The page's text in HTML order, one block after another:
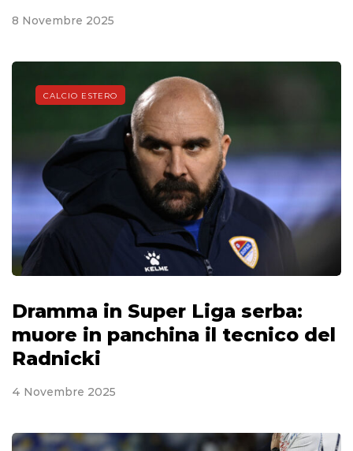
8 Novembre 2025
CALCIO ESTERO
Dramma in Super Liga serba:
muore in panchina il tecnico del
Radnicki
4 Novembre 2025